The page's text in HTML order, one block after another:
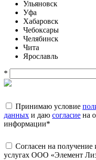
Ульяновск
Уфа
Хабаровск
Чебоксары
Челябинск
Чита
Ярославль
*
Принимаю условие
данных и даю согласие на
информации*
Согласен на
услугах ООО «Элемент